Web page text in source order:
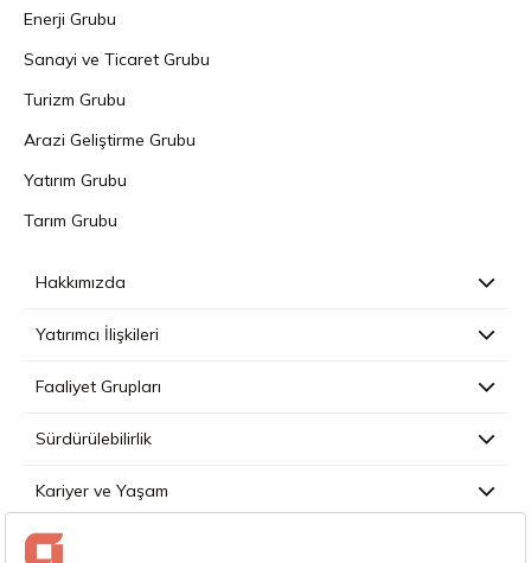
Enerji Grubu
Sanayi ve Ticaret Grubu
Turizm Grubu
Arazi Geliştirme Grubu
Yatırım Grubu
Tarım Grubu
Hakkımızda
Yatırımcı İlişkileri
Faaliyet Grupları
Sürdürülebilirlik
Kariyer ve Yaşam
Basın